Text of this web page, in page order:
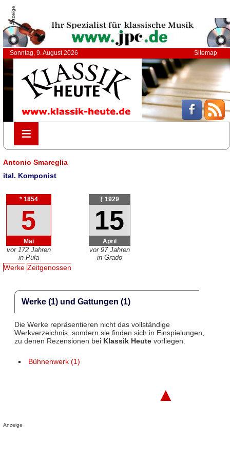
Anzeige
Sonntag, 9. August 2026 Sitemap
≡
≡
Antonio Smareglia
ital. Komponist
* 1854
5
Mai
vor 172 Jahren
in Pula
† 1929
15
April
vor 97 Jahren
in Grado
Werke Zeitgenossen
Werke (1) und Gattungen (1)
Die Werke repräsentieren nicht das vollständige
Werkverzeichnis, sondern sie finden sich in Einspielungen,
zu denen Rezensionen bei Klassik Heutevorliegen.
Bühnenwerk (1)
▲
Anzeige